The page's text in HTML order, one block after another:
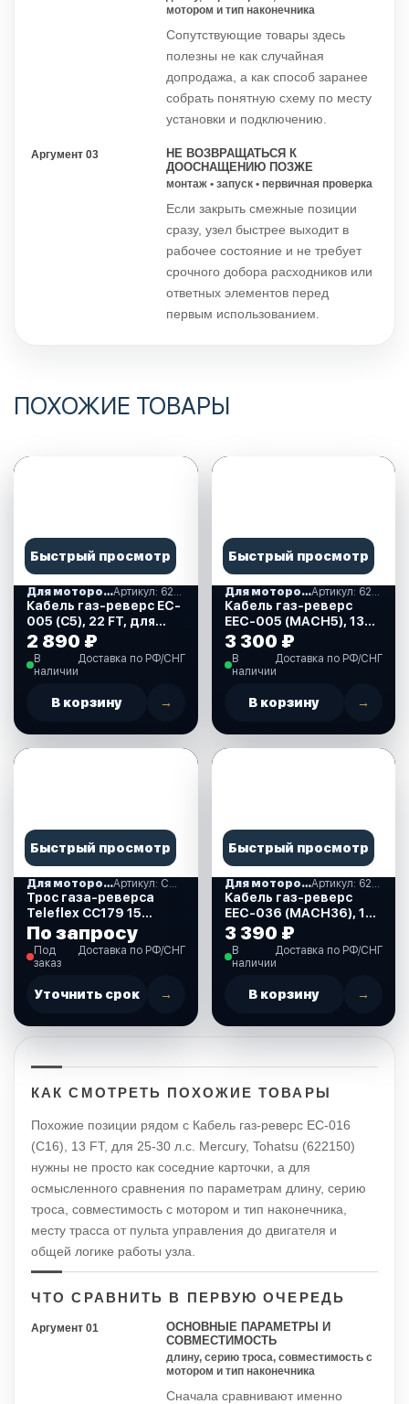
мотором и тип наконечника
Сопутствующие товары здесь
полезны не как случайная
допродажа, а как способ заранее
собрать понятную схему по месту
установки и подключению.
Аргумент 03
НЕ ВОЗВРАЩАТЬСЯ К
ДООСНАЩЕНИЮ ПОЗЖЕ
монтаж • запуск • первичная проверка
Если закрыть смежные позиции
сразу, узел быстрее выходит в
рабочее состояние и не требует
срочного добора расходников или
ответных элементов перед
первым использованием.
ПОХОЖИЕ ТОВАРЫ
Быстрый просмотр
Для моторов Mercury Артикул: 622041
Кабель газ-реверс EC-
005 (С5), 22 FT, для
Mercury, Mariner
(622041)
2 890 ₽
В
наличии
Доставка по РФ/СНГ
В корзину →
Быстрый просмотр
Для моторов Mercury Артикул: 622060
Кабель газ-реверс
EEC-005 (MACH5), 13
FT, для Mercury,
Mariner (622060)
3 300 ₽
В
наличии
Доставка по РФ/СНГ
В корзину →
Быстрый просмотр
Для моторов Mercury Артикул: ССС179
Трос газа-реверса
Teleflex СС179 15
футов
По запросу
Под
заказ
Доставка по РФ/СНГ
Уточнить срок →
Быстрый просмотр
Для моторов Mercury Артикул: 622234
Кабель газ-реверс
EEC-036 (MACH36), 14
FT, для Mercury
Generation II,
Mercruiser (622234)
3 390 ₽
В
наличии
Доставка по РФ/СНГ
В корзину →
КАК СМОТРЕТЬ ПОХОЖИЕ ТОВАРЫ
Похожие позиции рядом с Кабель газ-реверс EC-016
(C16), 13 FT, для 25-30 л.с. Mercury, Tohatsu (622150)
нужны не просто как соседние карточки, а для
осмысленного сравнения по параметрам длину, серию
троса, совместимость с мотором и тип наконечника,
месту трасса от пульта управления до двигателя и
общей логике работы узла.
ЧТО СРАВНИТЬ В ПЕРВУЮ ОЧЕРЕДЬ
Аргумент 01
ОСНОВНЫЕ ПАРАМЕТРЫ И
СОВМЕСТИМОСТЬ
длину, серию троса, совместимость с
мотором и тип наконечника
Сначала сравнивают именно